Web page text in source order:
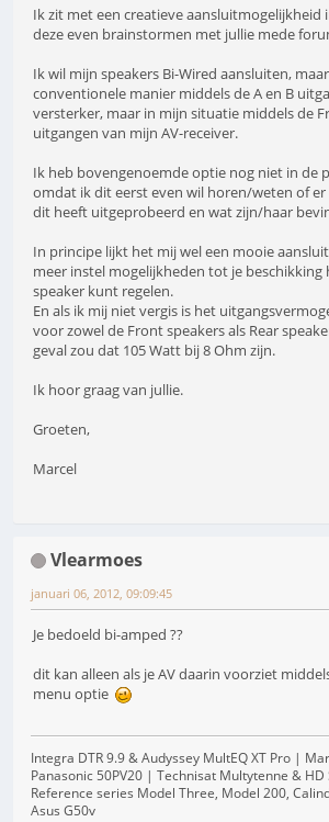
Ik zit met een creatieve aansluitmogelijkheid
deze even brainstormen met jullie mede
Ik wil mijn speakers Bi-Wired aansluiten,
conventionele manier middels de A en B
versterker, maar in mijn situatie middels de
uitgangen van mijn AV-receiver.
Ik heb bovengenoemde optie nog niet in de
omdat ik dit eerst even wil horen/weten of er
dit heeft uitgeprobeerd en wat zijn/haar
In principe lijkt het mij wel een mooie
meer instel mogelijkheden tot je beschikking
speaker kunt regelen.
En als ik mij niet vergis is het
voor zowel de Front speakers als Rear
geval zou dat 105 Watt bij 8 Ohm zijn.
Ik hoor graag van jullie.
Groeten,
Marcel
Vlearmoes
januari 06, 2012, 09:09:45
Je bedoeld bi-amped ??
dit kan alleen als je AV daarin voorziet
menu optie
Integra DTR 9.9 & Audyssey MultEQ XT Pro |
Panasonic 50PV20 | Technisat Multytenne &
Reference series Model Three, Model 200,
Asus G50v